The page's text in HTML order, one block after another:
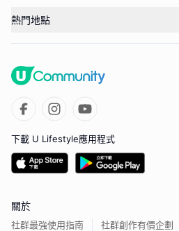
熱門地點
下載 U Lifestyle應用程式
關於
社群最強使用指南
社群創作有價企劃